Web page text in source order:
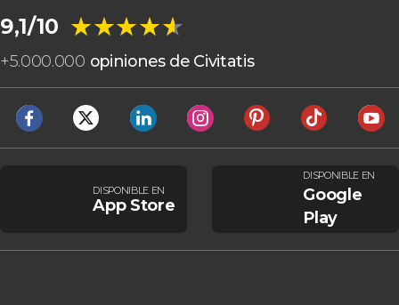
9,1/10 ★★★★★
★★★★★
+5.000.000 opiniones de Civitatis
DISPONIBLE EN
App Store
DISPONIBLE EN
Google
Play